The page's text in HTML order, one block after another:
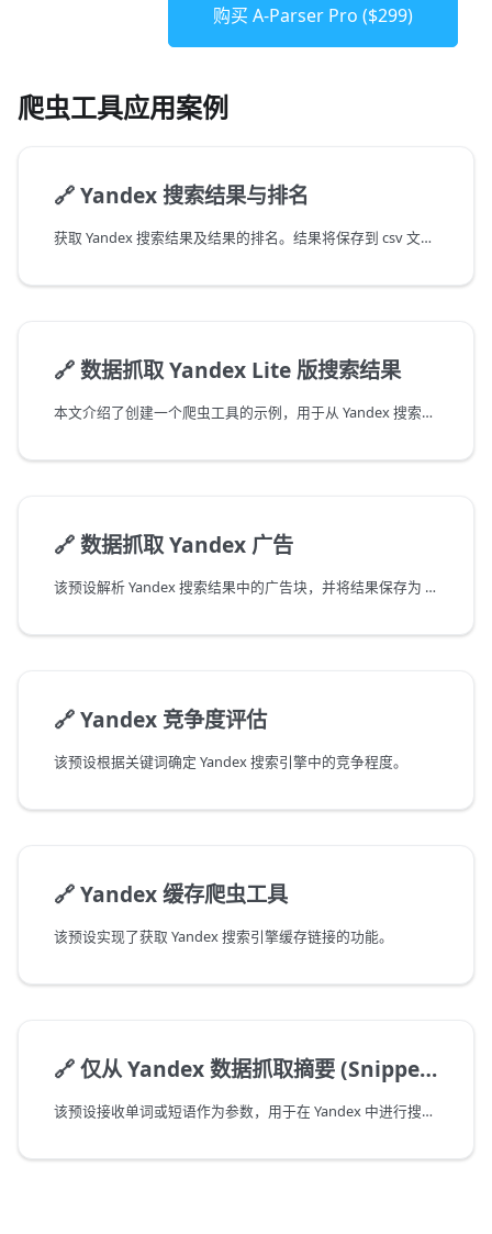
购买 A-Parser Pro ($299)
爬虫工具应用案例
🔗Yandex 搜索结果与排名
获取 Yandex 搜索结果及结果的排名。结果将保存到 csv 文件中。
🔗数据抓取 Yandex Lite 版搜索结果
本文介绍了创建一个爬虫工具的示例，用于从 Yandex 搜索引擎的 Lite 版本中采集信息。
🔗数据抓取 Yandex 广告
该预设解析 Yandex 搜索结果中的广告块，并将结果保存为 json 格式。
🔗Yandex 竞争度评估
该预设根据关键词确定 Yandex 搜索引擎中的竞争程度。
🔗Yandex 缓存爬虫工具
该预设实现了获取 Yandex 搜索引擎缓存链接的功能。
🔗仅从 Yandex 数据抓取摘要 (Snippets)
该预设接收单词或短语作为参数，用于在 Yandex 中进行搜索。